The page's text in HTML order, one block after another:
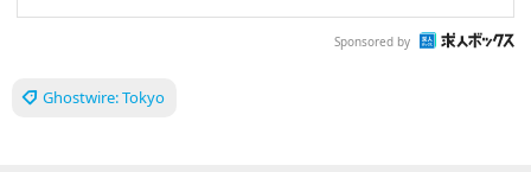
Sponsored by
Ghostwire: Tokyo